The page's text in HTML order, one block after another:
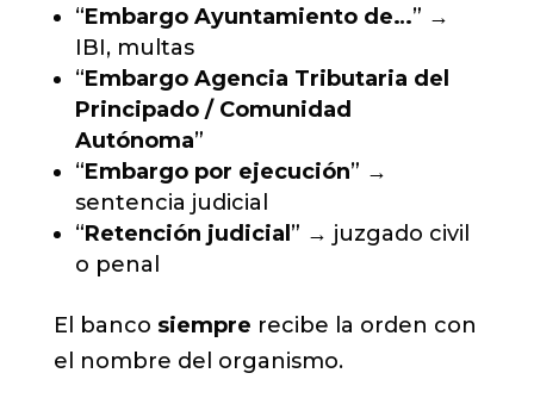
“Embargo Ayuntamiento de…” →
IBI, multas
“Embargo Agencia Tributaria del
Principado / Comunidad
Autónoma”
“Embargo por ejecución” →
sentencia judicial
“Retención judicial ” → juzgado civil
o penal
El banco siempre recibe la orden con
el nombre del organismo.